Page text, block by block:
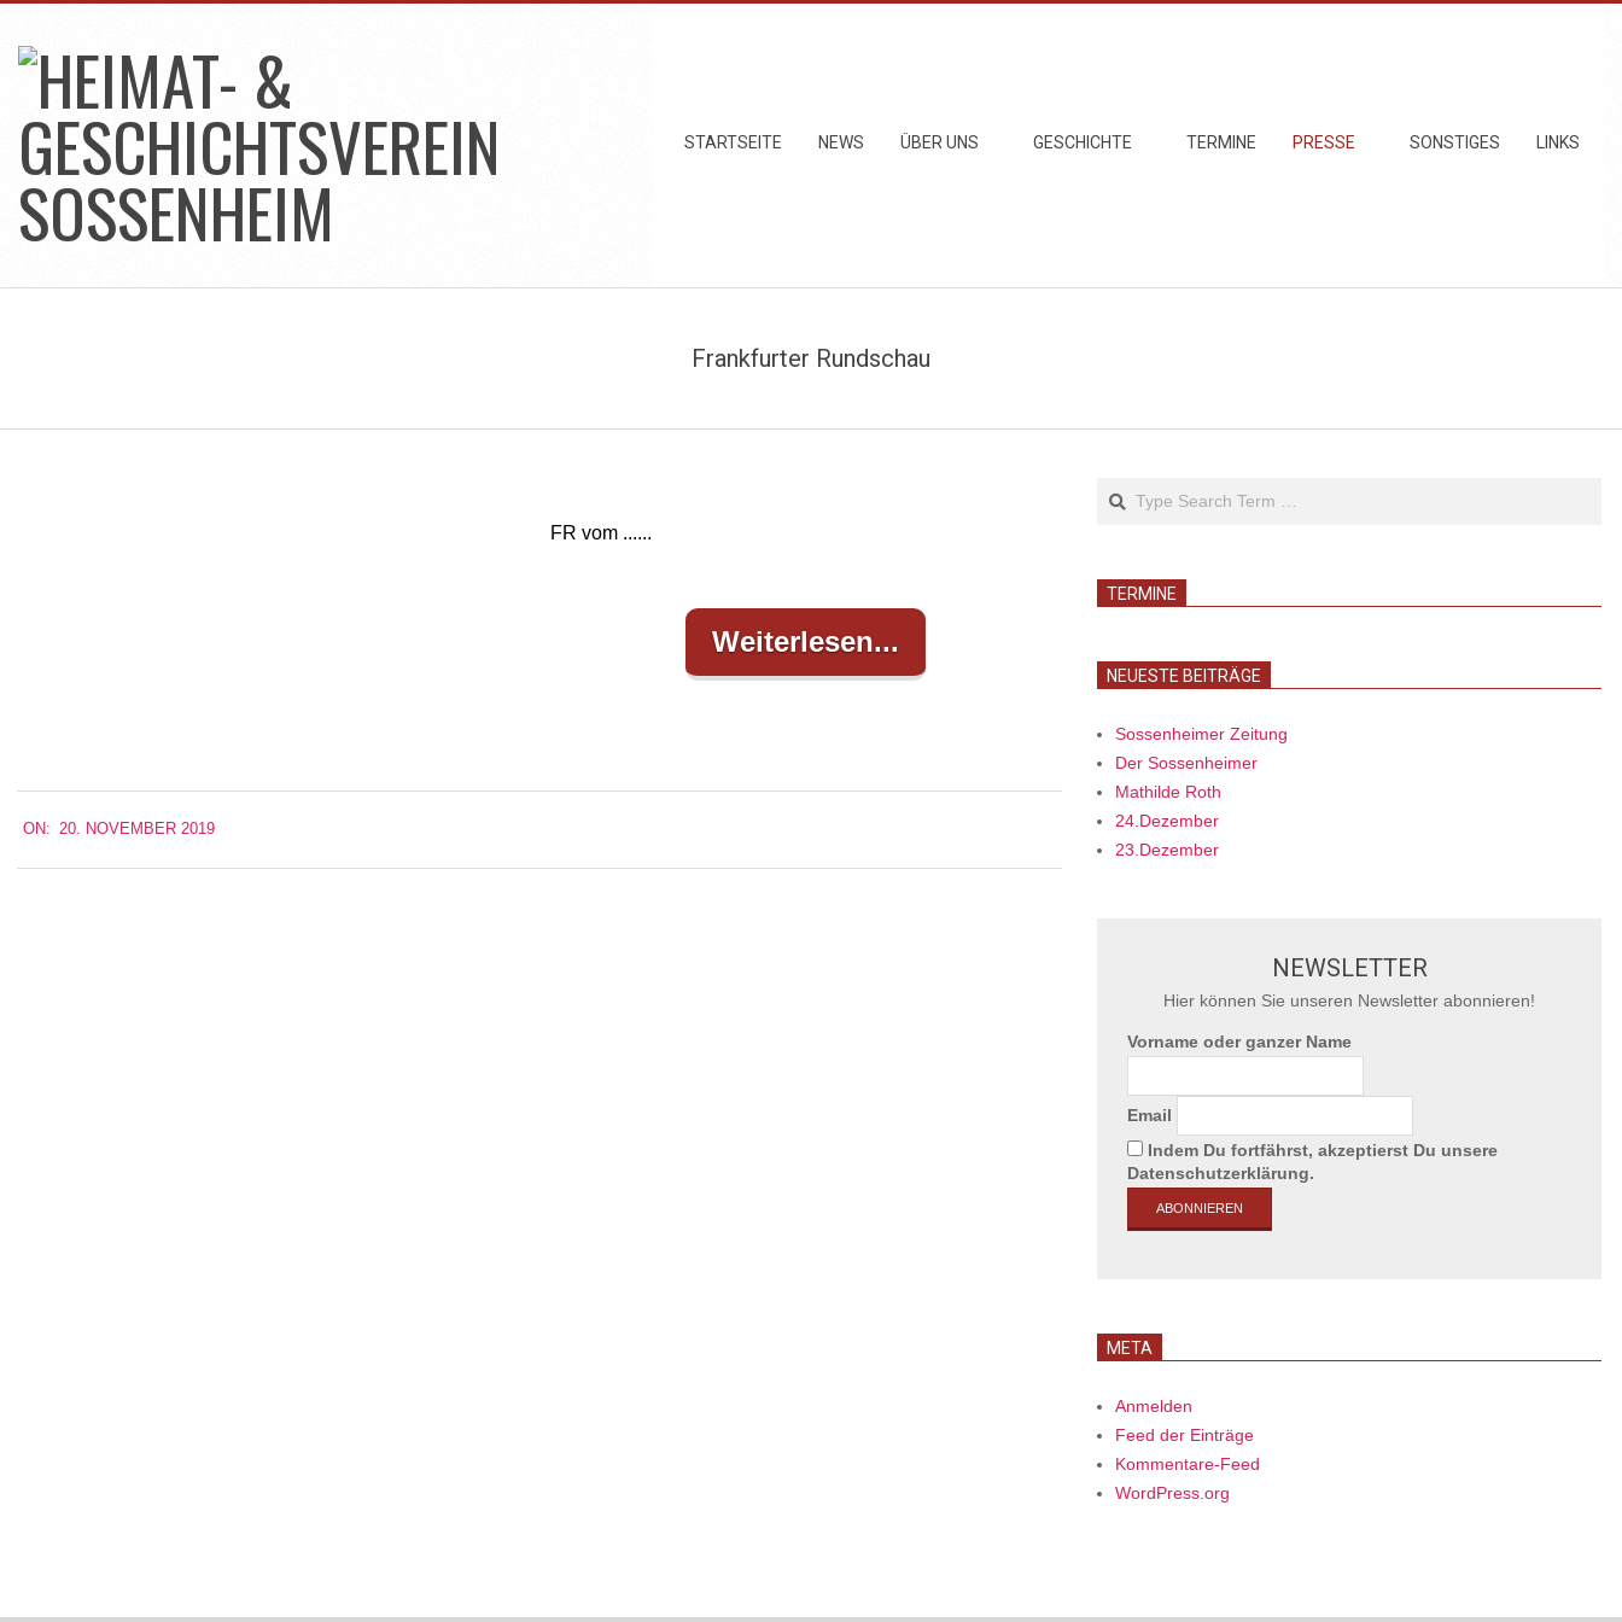
content
HEIMAT-
GESCHICHTSVEREIN
STARTSEITE NEWS ÜBER UNS GESCHICHTE TERMINE PRESSE SONSTIGES LINKS
Frankfurter Rundschau
FR vom ......
Weiterlesen...
11-
20
ON: 20. NOVEMBER 2019
TERMINE
NEUESTE BEITRÄGE
Sossenheimer Zeitung
Der Sossenheimer
Mathilde Roth
24.Dezember
23.Dezember
NEWSLETTER
Hier können Sie unseren Newsletter abonnieren!
Vorname oder ganzer Name
Email
Indem Du fortfährst, akzeptierst Du unsere
Datenschutzerklärung.
META
Anmelden
Feed der Einträge
Kommentare-Feed
WordPress.org